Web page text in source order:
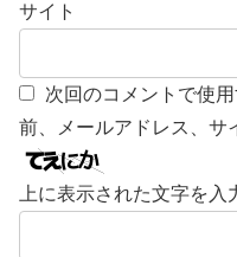
サイト
次回のコメントで使
前、メールアドレス、サ
上に表示された文字を入